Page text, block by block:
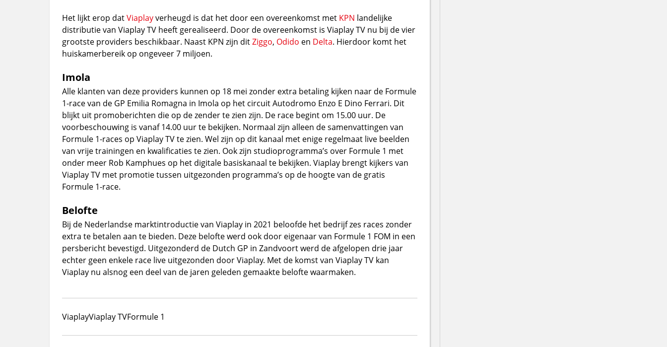
Het lijkt erop datViaplayverheugd is dat het door een overeenkomst met KPN landelijke
distributie van Viaplay TV heeft gerealiseerd. Door de overeenkomst is Viaplay TV nu bij de vier
grootste providers beschikbaar. Naast KPN zijn ditZiggo, Odido en Delta. Hierdoor komt het
huiskamerbereik op ongeveer 7 miljoen.
Imola
Alle klanten van deze providers kunnen op 18 mei zonder extra betaling kijken naar de Formule
1-race van de GP Emilia Romagna in Imola op het circuit Autodromo Enzo E Dino Ferrari. Dit
blijkt uit promoberichten die op de zender te zien zijn. De race begint om 15.00 uur. De
voorbeschouwing is vanaf 14.00 uur te bekijken. Normaal zijn alleen de samenvattingen van
Formule 1-races op Viaplay TV te zien. Wel zijn op dit kanaal met enige regelmaat live beelden
van vrije trainingen en kwalificaties te zien. Ook zijn studioprogramma’s over Formule 1 met
onder meer Rob Kamphues op het digitale basiskanaal te bekijken. Viaplay brengt kijkers van
Viaplay TV met promotie tussen uitgezonden programma’s op de hoogte van de gratis
Formule 1-race.
Belofte
Bij de Nederlandse marktintroductie van Viaplay in 2021 beloofde het bedrijf zes races zonder
extra te betalen aan te bieden. Deze belofte werd ook door eigenaar van Formule 1 FOM in een
persbericht bevestigd. Uitgezonderd de Dutch GP in Zandvoort werd de afgelopen drie jaar
echter geen enkele race live uitgezonden door Viaplay. Met de komst van Viaplay TV kan
Viaplay nu alsnog een deel van de jaren geleden gemaakte belofte waarmaken.
ViaplayViaplay TVFormule 1